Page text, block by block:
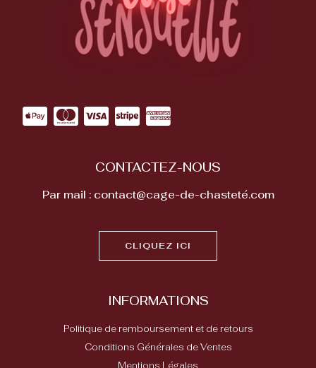
CONTACTEZ-NOUS
Par mail : contact@cage-de-chasteté.com
CLIQUEZ ICI
INFORMATIONS
Politique de remboursement et de retours
Conditions Générales de Ventes
Mentions Légales